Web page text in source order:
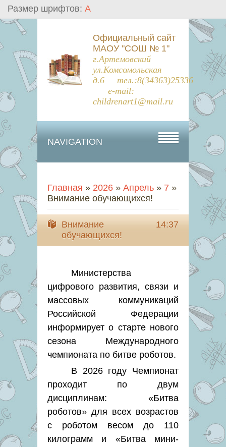
Размер шрифтов: A
Официальный сайт
МАОУ "СОШ № 1"
г.Артемовский
ул.Комсомольская
д.6 тел.:8(34363)25336
e-mail:
childrenart1@mail.ru
NAVIGATION
Главная » 2026 » Апрель » 7 »
Внимание обучающихся!
14:37
Внимание
обучающихся!
Министерства
цифрового развития, связи и
массовых коммуникаций
Российской Федерации
информирует о старте нового
сезона Международного
чемпионата по битве роботов.
В 2026 году Чемпионат
проходит по двум
дисциплинам: «Битва
роботов» для всех возрастов
с роботом весом до 110
килограмм и «Битва мини-